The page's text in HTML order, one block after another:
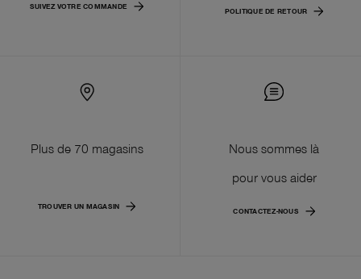
SUIVEZ VOTRE COMMANDE
POLITIQUE DE RETOUR
Plus de 70 magasins
TROUVER UN MAGASIN
Nous sommes là
pour vous aider
CONTACTEZ-NOUS